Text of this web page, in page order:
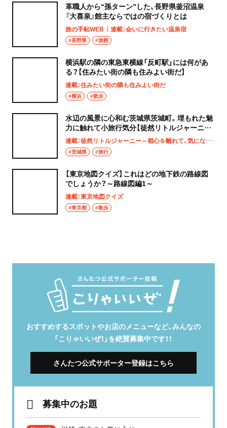
革職人から“孫ターン”した、長野県釜沼温泉
『大喜泉』館主ならではの宿づくりとは
旅の手帖WEB 連載：会いに行きたい温泉宿
#長野県 #旅館
横浜駅の隣の東急東横線「反町駅」には何があ
る？【住みたい街の隣も住みよい街だ】
連載：住みたい街の隣も住みよい街だ
#横浜 #散歩
水辺の風景に心和む茨城県茨城町。埋もれた魅
力に触れて小旅行気分【徒然リトルジャーニ
ー】
連載：徒然リトルジャーニー～都心を離れて、気になる土地へ
#茨城県 #旅行
【東京地図クイズ】これはどの地下鉄の路線図
でしょうか？～路線図編1～
連載：東京地図クイズ
#東京都 #散歩
おすすめするスポットやお店のメニューなど、みんなの
「こりゃいいぜ！」を絶賛募集中です！！
さんたつ公式サポーター登録はこちら
募集中のお題